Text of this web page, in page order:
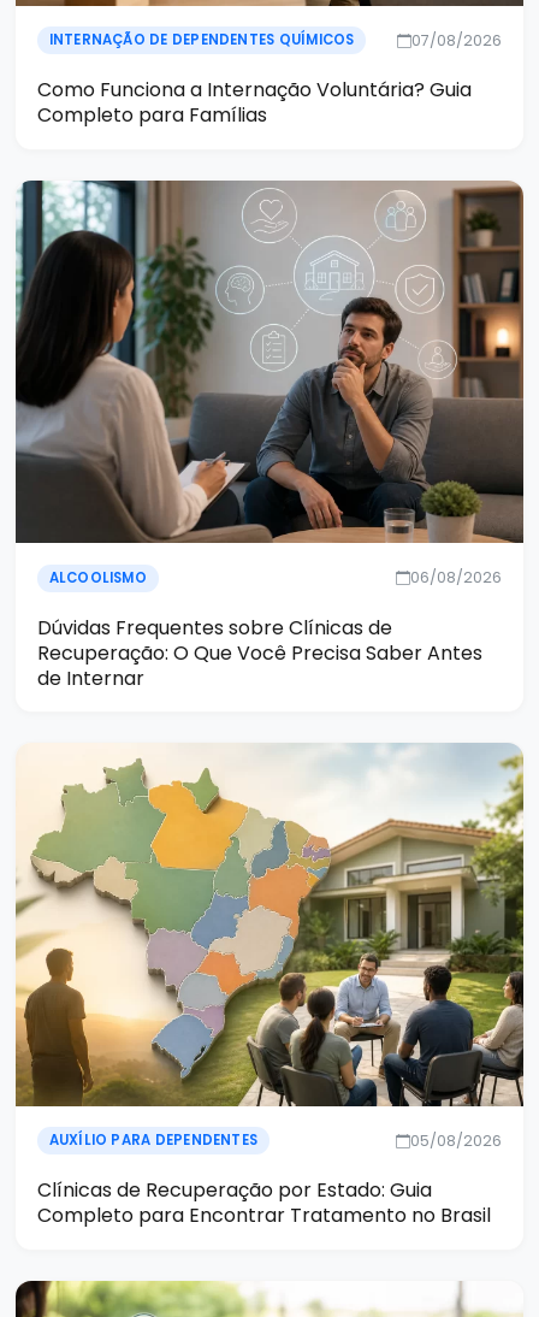
INTERNAÇÃO DE DEPENDENTES QUÍMICOS 07/08/2026
Como Funciona a Internação Voluntária? Guia
Completo para Famílias
ALCOOLISMO 06/08/2026
Dúvidas Frequentes sobre Clínicas de
Recuperação: O Que Você Precisa Saber Antes
de Internar
AUXÍLIO PARA DEPENDENTES 05/08/2026
Clínicas de Recuperação por Estado: Guia
Completo para Encontrar Tratamento no Brasil